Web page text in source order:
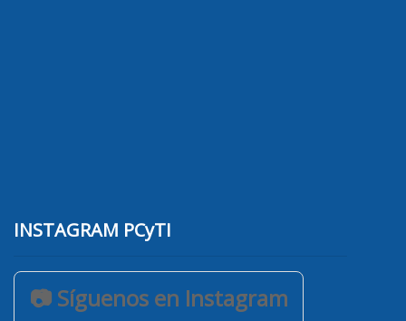
INSTAGRAM PCyTI
📷 Síguenos en Instagram